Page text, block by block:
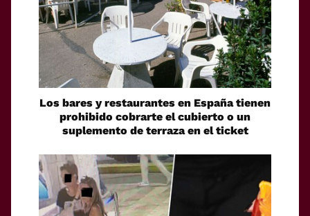
Los bares y restaurantes en España tienen
prohibido cobrarte el cubierto o un
suplemento de terraza en el ticket